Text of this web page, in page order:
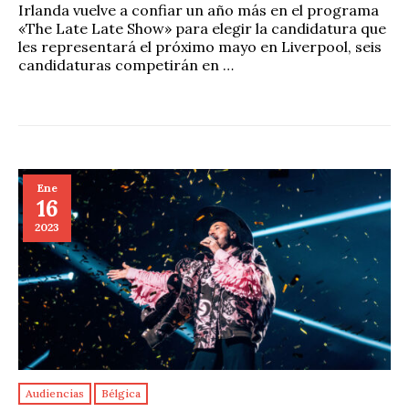
Irlanda vuelve a confiar un año más en el programa
«The Late Late Show» para elegir la candidatura que
les representará el próximo mayo en Liverpool, seis
candidaturas competirán en …
Ene
16
2023
Audiencias Bélgica